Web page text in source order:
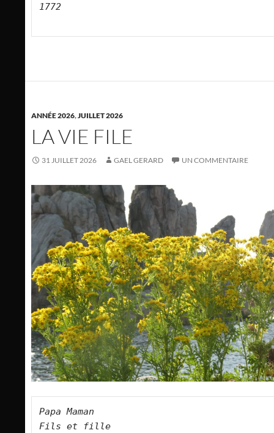
1772
ANNÉE 2026,JUILLET 2026
LA VIE FILE
31 JUILLET 2026 GAEL GERARD UN COMMENTAIRE
Papa Maman
Fils et fille